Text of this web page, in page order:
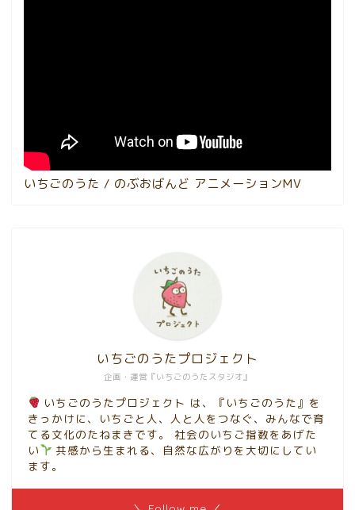
いちごのうた / のぶおばんど アニメーションMV
企画・運営『いちごのうたスタジオ』
いちごのうたプロジェクト
いちごのうたプロジェクト は、『いちごのうた』を
きっかけに、いちごと人、人と人をつなぐ、みんなで育
てる文化のたねまきです。 社会のいちご指数をあげた
い
共感から生まれる、自然な広がりを大切にしてい
ます。